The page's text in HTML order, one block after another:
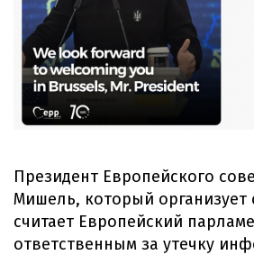
Президент Европейского
Мишель, который организует
считает Европейский
ответственным за утечку